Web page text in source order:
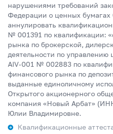
нарушениями требований
Федерации о ценных
аннулировать
№ 001391 по квалификации:
рынка по брокерской,
деятельности по
АIV-001 № 002883 по
финансового рынка по
выданные единоличному
Открытого акционерного
компания «Новый Арбат»
Юлии Владимировне.
Квалификационные